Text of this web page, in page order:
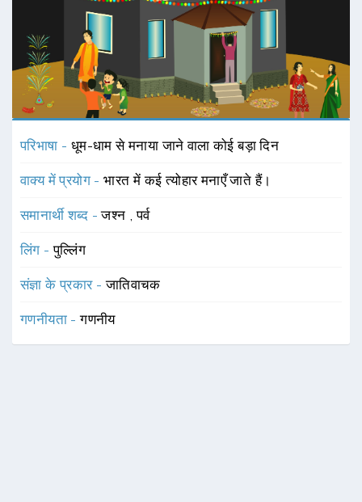
परिभाषा - धूम-धाम से मनाया जाने वाला कोई बड़ा दिन
वाक्य में प्रयोग -भारत में कई त्योहार मनाएँ जाते हैं।
समानार्थी शब्द -जश्न ,पर्व
लिंग -पुल्लिंग
संज्ञा के प्रकार -जातिवाचक
गणनीयता -गणनीय